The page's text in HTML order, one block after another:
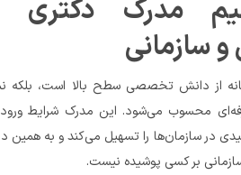
تعهد فرد به رشد علمی و حرفه‌ای محسوب می‌شود. این مدرک شرایط ورود به
بر کسی پوشیده نیست.